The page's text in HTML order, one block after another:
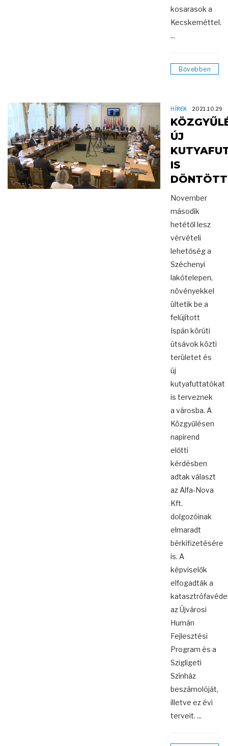
kosarasok a
Kecskeméttel.
...
Bővebben
HÍREK 2021.10.29
ÚJ
IS
November
második
hetétől lesz
vérvételi
lehetőség a
Széchenyi
lakótelepen,
növényekkel
ültetik be a
felújított
Ispán körúti
útsávok közti
területet és
új
kutyafuttatókat
is terveznek
a városba. A
Közgyűlésen
napirend
előtti
kérdésben
adtak választ
az Alfa-Nova
Kft.
dolgozóinak
elmaradt
bérkifizetésére
is. A
képviselők
elfogadták a
az Újvárosi
Humán
Fejlesztési
Program és a
Szigligeti
Színház
beszámolóját,
illetve ez évi
terveit. ...